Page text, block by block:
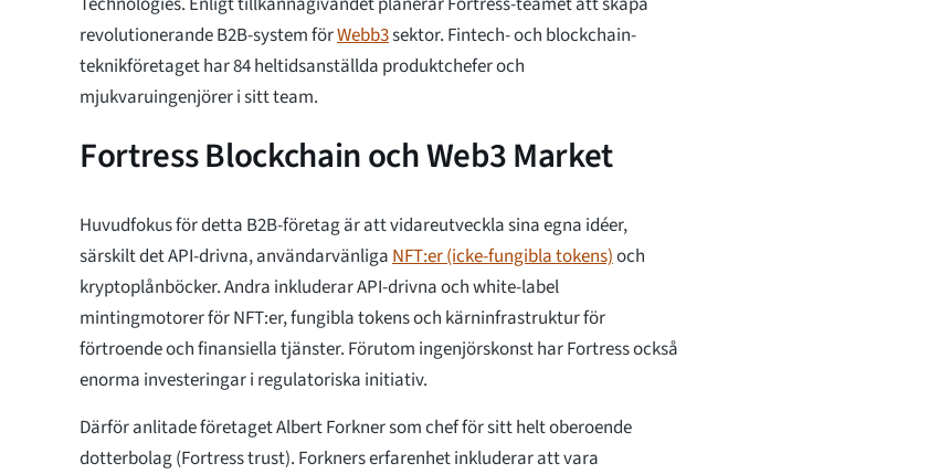
revolutionerande B2B-system förWebb3sektor. Fintech- och blockchain-
teknikföretaget har 84 heltidsanställda produktchefer och
mjukvaruingenjörer i sitt team.
Fortress Blockchain och Web3 Market
Huvudfokus för detta B2B-företag är att vidareutveckla sina egna idéer,
särskilt det API-drivna, användarvänligaNFT:er (icke-fungibla tokens)och
kryptoplånböcker. Andra inkluderar API-drivna och white-label
mintingmotorer för NFT:er, fungibla tokens och kärninfrastruktur för
förtroende och finansiella tjänster. Förutom ingenjörskonst har Fortress också
enorma investeringar i regulatoriska initiativ.
Därför anlitade företaget Albert Forkner som chef för sitt helt oberoende
dotterbolag (Fortress trust). Forkners erfarenhet inkluderar att vara